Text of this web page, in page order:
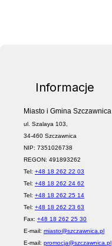
Informacje
Miasto i Gmina Szczawnica
ul. Szalaya 103,
34-460 Szczawnica
NIP: 7351026738
REGON: 491893262
Tel: +48 18 262 22 03
Tel: +48 18 262 24 62
Tel: +48 18 262 25 14
Tel: +48 18 262 23 63
Fax: +48 18 262 25 30
E-mail: miasto@szczawnica.pl
E-mail: promocja@szczawnica.pl